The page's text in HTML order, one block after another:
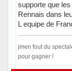
supporte que
Rennais dans
L equipe de
jmen fout du
pour gagner !